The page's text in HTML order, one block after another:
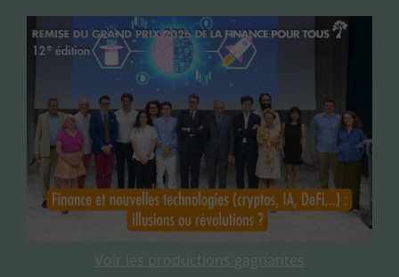
Voir les productions gagnantes